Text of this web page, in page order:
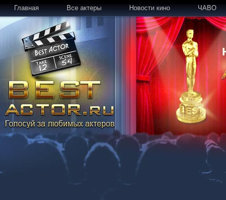
Главная Все актеры Новости кино ЧАВО